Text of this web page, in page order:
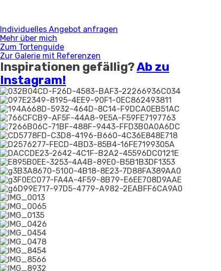
Individuelles Angebot anfragen
Mehr über mich
Zum Tortenguide
Zur Galerie mit Referenzen
Inspirationen gefällig?Ab zu
Instagram!